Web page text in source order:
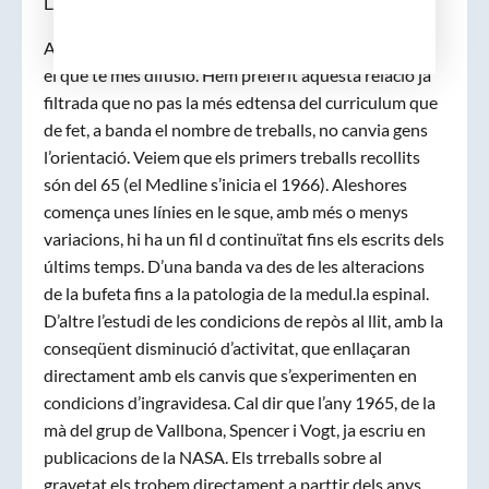
Analitzem el contingut del recull del Medline, que és
el que té més difusió. Hem preferit aquesta relació ja
filtrada que no pas la més edtensa del curriculum que
de fet, a banda el nombre de treballs, no canvia gens
l’orientació. Veiem que els primers treballs recollits
són del 65 (el Medline s’inicia el 1966). Aleshores
comença unes línies en le sque, amb més o menys
variacions, hi ha un fil d continuïtat fins els escrits dels
últims temps. D’una banda va des de les alteracions
de la bufeta fins a la patologia de la medul.la espinal.
D’altre l’estudi de les condicions de repòs al llit, amb la
conseqüent disminució d’activitat, que enllaçaran
directament amb els canvis que s’experimenten en
condicions d’ingravidesa. Cal dir que l’any 1965, de la
mà del grup de Vallbona, Spencer i Vogt, ja escriu en
publicacions de la NASA. Els trreballs sobre al
gravetat els trobem directament a parttir dels anys